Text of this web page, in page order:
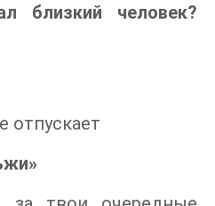
близкий человек?
отпускает